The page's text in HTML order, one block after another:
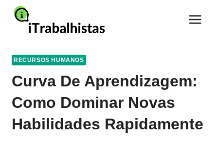
Pular
para
RECURSOS HUMANOS
Curva De Aprendizagem:
Como Dominar Novas
Habilidades Rapidamente